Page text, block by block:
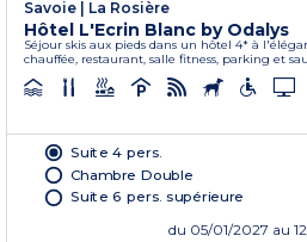
Savoie
La Rosière
Hôtel L'Ecrin Blanc by Odalys
Séjour skis aux pieds dans un hôtel 4* à
chauffée, restaurant, salle fitness, parking et
Suite 4 pers.
Chambre Double
Suite 6 pers. supérieure
du 05/01/2027 au